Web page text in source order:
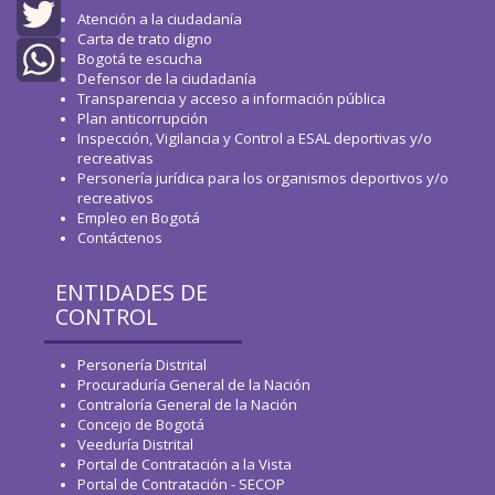
Facebook
Twitter
WhatsApp
Atención a la ciudadanía
Carta de trato digno
Bogotá te escucha
Defensor de la ciudadanía
Transparencia y acceso a información pública
Plan anticorrupción
Inspección, Vigilancia y Control a ESAL deportivas y/o
recreativas
Personería jurídica para los organismos deportivos y/o
recreativos
Empleo en Bogotá
Contáctenos
ENTIDADES DE
CONTROL
Personería Distrital
Procuraduría General de la Nación
Contraloría General de la Nación
Concejo de Bogotá
Veeduría Distrital
Portal de Contratación a la Vista
Portal de Contratación - SECOP